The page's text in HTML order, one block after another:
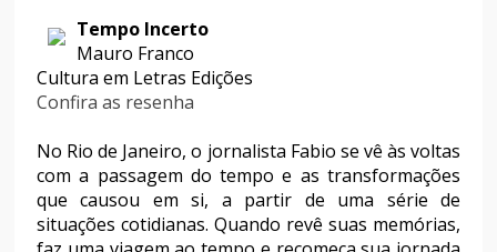
Tempo Incerto
Mauro Franco
Cultura em Letras Edições
Confira as resenha
No Rio de Janeiro, o jornalista Fabio se vê às voltas
com a passagem do tempo e as transformações
que causou em si, a partir de uma série de
situações cotidianas. Quando revê suas memórias,